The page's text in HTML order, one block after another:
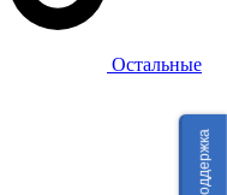
Остальные